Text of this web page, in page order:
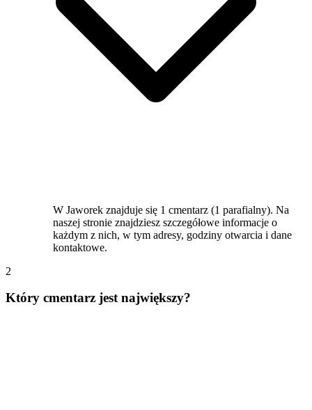
W Jaworek znajduje się 1 cmentarz (1 parafialny). Na
naszej stronie znajdziesz szczegółowe informacje o
każdym z nich, w tym adresy, godziny otwarcia i dane
kontaktowe.
2
Który cmentarz jest największy?